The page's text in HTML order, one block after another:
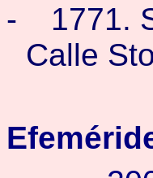
-
1771.
Calle